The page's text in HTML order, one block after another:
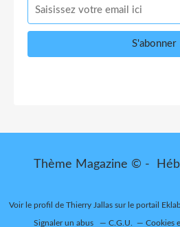
Thème Magazine © -
Voir le profil de Thierry Jallassur le portail
Signaler un abus C.G.U. Cookies